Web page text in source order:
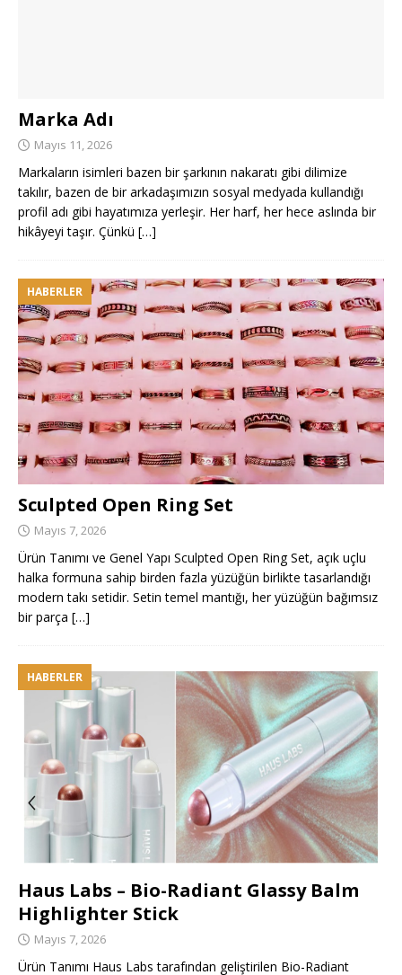
Marka Adı
Mayıs 11, 2026
Markaların isimleri bazen bir şarkının nakaratı gibi dilimize
takılır, bazen de bir arkadaşımızın sosyal medyada kullandığı
profil adı gibi hayatımıza yerleşir. Her harf, her hece aslında bir
hikâyeyi taşır. Çünkü […]
HABERLER
Sculpted Open Ring Set
Mayıs 7, 2026
Ürün Tanımı ve Genel Yapı Sculpted Open Ring Set, açık uçlu
halka formuna sahip birden fazla yüzüğün birlikte tasarlandığı
modern takı setidir. Setin temel mantığı, her yüzüğün bağımsız
bir parça […]
HABERLER
Haus Labs – Bio-Radiant Glassy Balm
Highlighter Stick
Mayıs 7, 2026
Ürün Tanımı Haus Labs tarafından geliştirilen Bio-Radiant